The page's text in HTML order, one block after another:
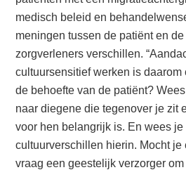
medisch beleid en
meningen tussen de patiënt en
zorgverleners verschillen.
cultuursensitief werken is
de behoefte van de patiënt?
naar diegene die tegenover je zit
voor hen belangrijk is. En wees
cultuurverschillen hierin. Mocht je
vraag een geestelijk verzorger